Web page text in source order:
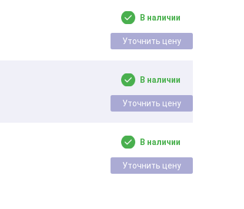
В наличии
Уточнить цену
В наличии
Уточнить цену
В наличии
Уточнить цену